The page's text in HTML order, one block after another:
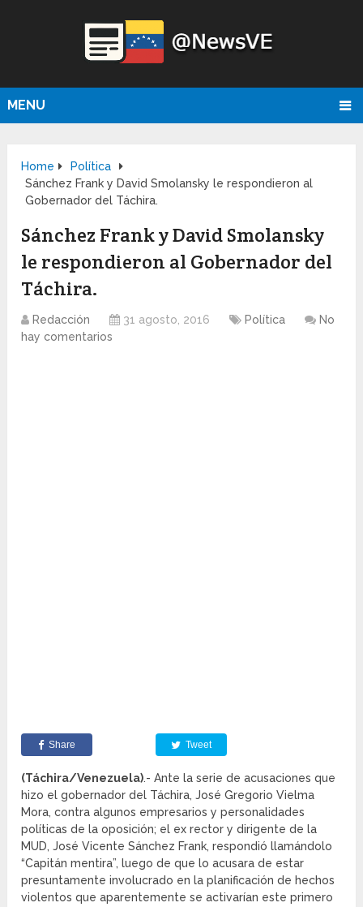
MENU
Home
Política
Sánchez Frank y David Smolansky le respondieron al
Gobernador del Táchira.
Sánchez Frank y David Smolansky
le respondieron al Gobernador del
Táchira.
Redacción 31 agosto, 2016 Política
No
hay comentarios
Share Tweet
(Táchira/Venezuela).- Ante la serie de acusaciones que
hizo el gobernador del Táchira, José Gregorio Vielma
Mora, contra algunos empresarios y personalidades
políticas de la oposición; el ex rector y dirigente de la
MUD, José Vicente Sánchez Frank, respondió llamándolo
“Capitán mentira”, luego de que lo acusara de estar
presuntamente involucrado en la planificación de hechos
violentos que aparentemente se activarían este primero